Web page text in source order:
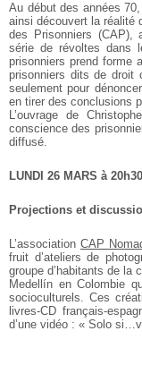
Au début des années
ainsi découvert la réalité
des Prisonniers (CAP),
série de révoltes dans
prisonniers prend forme
prisonniers dits de droit
seulement pour
en tirer des conclusions
L’ouvrage de
conscience des
diffusé.
LUNDI 26 MARS à 20h30
Projections et
L’association CAP
fruit d’ateliers de
groupe d’habitants de la
Medellín en Colombie
socioculturels. Ces
livres-CD français-
d’une vidéo : « Solo